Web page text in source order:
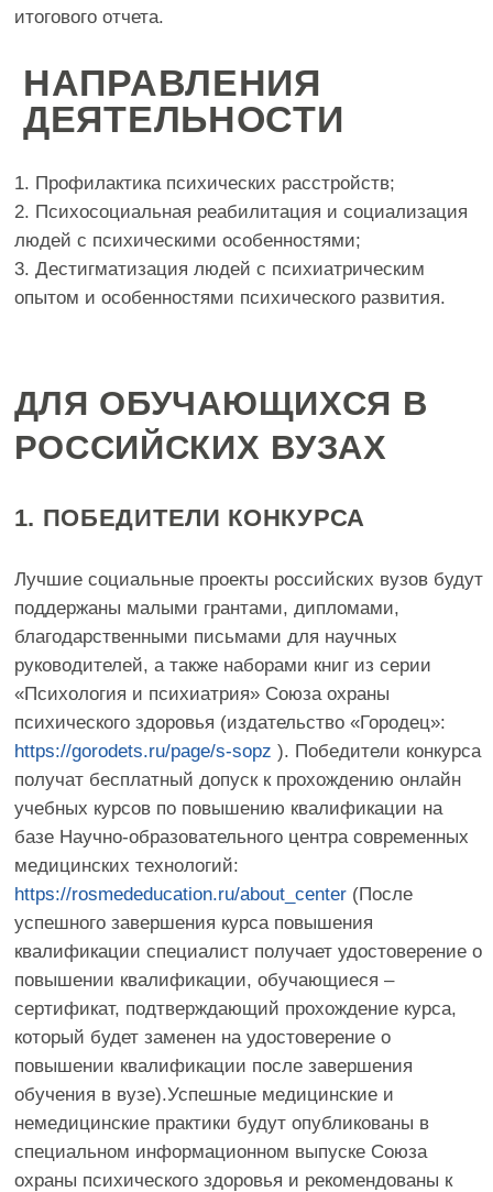
ЛАУРЕАТЫ КОНКУРСА
2. УЧАСТНИКИ КОНКУРСА
благодарственные письма для научных
руководителей, а также бесплатный допуск к
прохождению онлайн учебных курсов по повышению
квалификации на базе Научно-образовательного
https://rosmededucation.ru/about_center(После
квалификации специалист получает удостоверение о
повышении квалификации, обучающиеся –
сертификат, подтверждающий прохождение курса,
который будет заменен на удостоверение о
повышении квалификации после завершения
использованию в регионах.
участников.
ОСНОВНЫЕ ЭТАПЫ
ПРОВЕДЕНИЯ
КОНКУРСА
17 августа 2025 г.
РАЗМЕЩЕНИЕ
ИНФОРМАЦИИ О КОНКУРСЕ
НА ЭЛЕКТРОННЫХ
НОСИТЕЛЯХ И ЦЕЛЕВАЯ
РАССЫЛКА ВУЗАМ:
СРОК ПОДАЧИ ЗАЯВКИ:
до 10 ноября 2025 г.
до 17 сентября 2025 г..
СРОК ПОДАЧИ ИТОГОВОГО
ОТЧЕТА:
ОБЪЯВЛЕНИЕ ИТОГОВ:
до 24 ноября 2025 г.